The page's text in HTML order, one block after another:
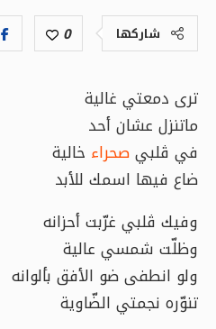
شاركها 0
ترى دمعتي غالية
ماتنزل عشان أحد
في ڤلبيصحراء خالية
ضاع فيها اسمك للأبد
وفيك ڤلبي غرّبت أحزانه
وظلّت شمسي عالية
ولو انطفى ضو الأفق بألوانه
تنوّره نجمتي الضّاوية